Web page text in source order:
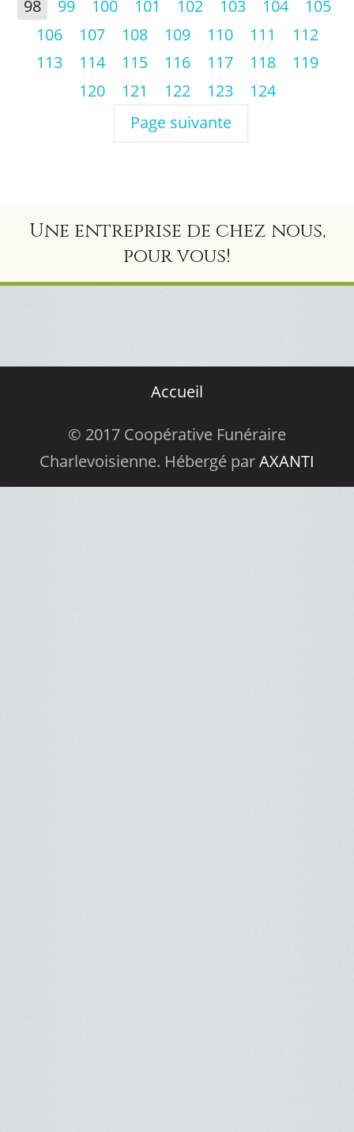
98
99 100 101 102 103 104
105
106
107 108 109 110 111
112
113
114 115 116 117 118
119
120
121 122 123
124
Page suivante
Une entreprise de chez nous,
pour vous!
Accueil
© 2017 Coopérative Funéraire
Charlevoisienne. Hébergé parAXANTI